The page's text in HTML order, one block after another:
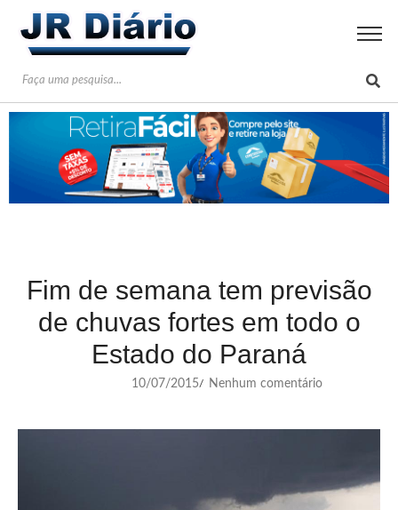
Fim de semana tem previsão
de chuvas fortes em todo o
Estado do Paraná
10/07/2015/ Nenhum comentário